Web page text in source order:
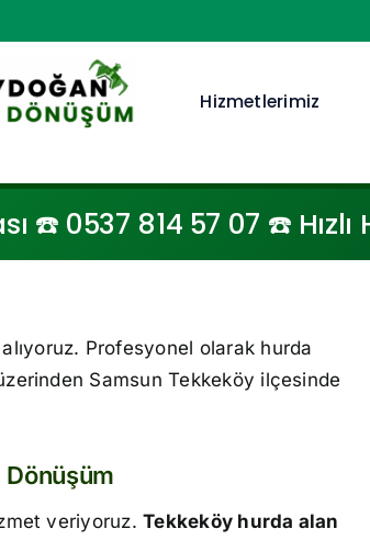
Hizmetlerimiz
☎️ 0537 814 57 07 ☎️ Hızlı
Profesyonel olarak hurda
Samsun Tekkeköy ilçesinde
Dönüşüm
veriyoruz.Tekkeköy hurda alan